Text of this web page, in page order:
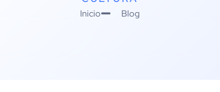
Inicio Blog